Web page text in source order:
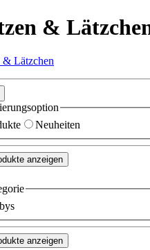
&
& Lätzchen
Neuheiten
anzeigen
anzeigen